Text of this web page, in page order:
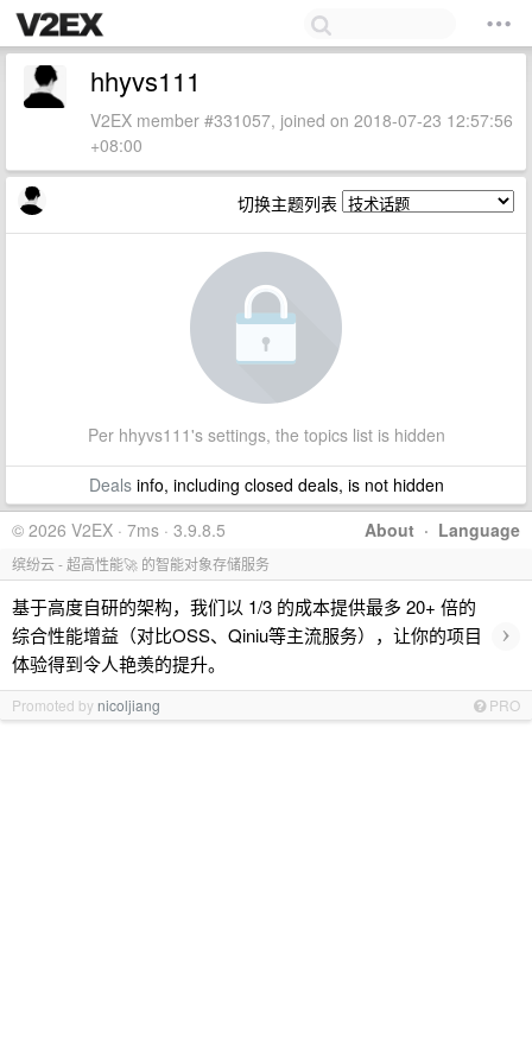
hhyvs111
V2EX member #331057, joined on 2018-07-23 12:57:56
+08:00
切换主题列表
Per hhyvs111's settings, the topics list is hidden
Dealsinfo, including closed deals, is not hidden
About · Language
© 2026 V2EX · 7ms · 3.9.8.5
缤纷云 - 超高性能🚀 的智能对象存储服务
基于高度自研的架构，我们以 1/3 的成本提供最多 20+ 倍的
综合性能增益（对比OSS、Qiniu等主流服务），让你的项目
体验得到令人艳羡的提升。
›
Promoted by nicoljiang PRO